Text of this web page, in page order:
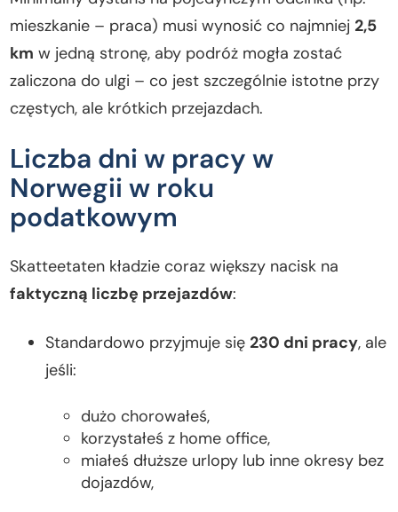
mieszkanie – praca) musi wynosić co najmniej 2,5
km w jedną stronę, aby podróż mogła zostać
zaliczona do ulgi – co jest szczególnie istotne przy
częstych, ale krótkich przejazdach.
Liczba dni w pracy w
Norwegii w roku
podatkowym
Skatteetaten kładzie coraz większy nacisk na
faktyczną liczbę przejazdów:
Standardowo przyjmuje się 230 dni pracy, ale
jeśli:
dużo chorowałeś,
korzystałeś z home office,
miałeś dłuższe urlopy lub inne okresy bez
dojazdów,